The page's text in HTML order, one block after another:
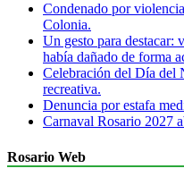
Condenado por
Colonia.
Un gesto para destacar:
había dañado de forma
Celebración del Día del
recreativa.
Denuncia por estafa
Carnaval Rosario 2027
Rosario Web